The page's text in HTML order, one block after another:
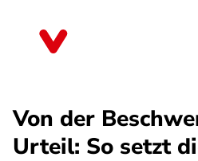
Von der
Urteil: So setzt